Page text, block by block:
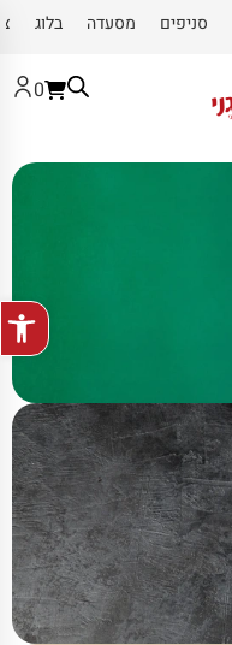
פתח
סניפים מסעדה בלוג
0